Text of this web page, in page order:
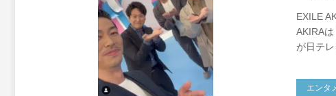
EXILE
AKIRA
が日テ
エンタ